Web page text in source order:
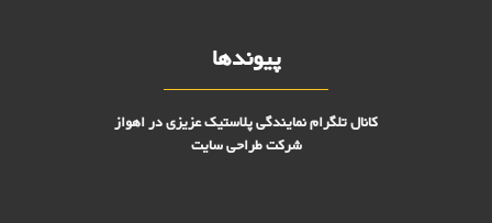
پیوندها
کانال تلگرام نمایندگی پلاستیک عزیزی در اهواز
شرکت طراحی سایت